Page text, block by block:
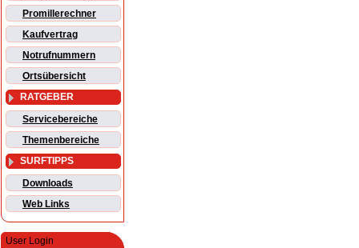
Promillerechner
Kaufvertrag
Notrufnummern
Ortsübersicht
RATGEBER
Servicebereiche
Themenbereiche
SURFTIPPS
Downloads
Web Links
User Login